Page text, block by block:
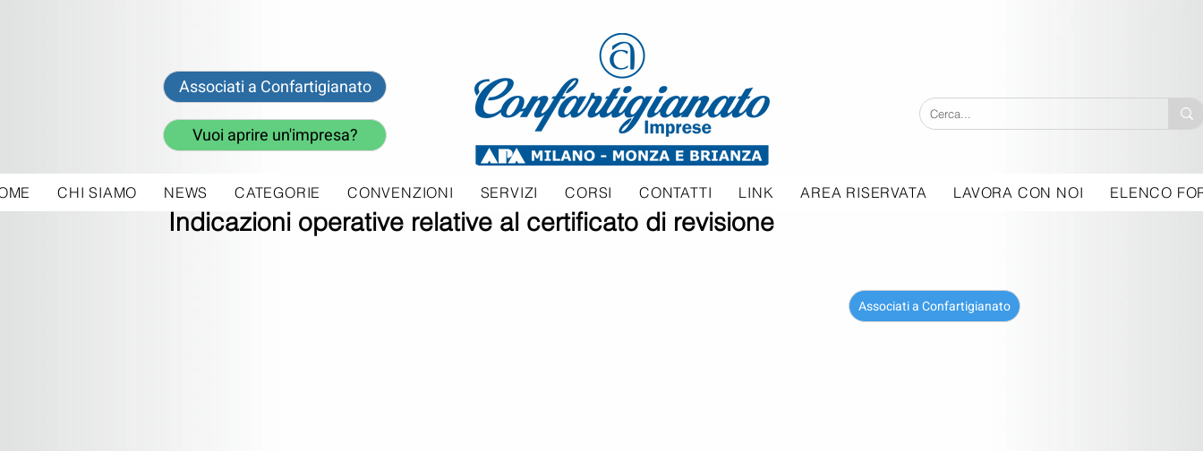
Associati a Confartigianato
Vuoi aprire un'impresa?
CHI SIAMO NEWS CATEGORIE CONVENZIONI SERVIZI CORSI CONTATTI LINK AREA RISERVATA LAVORA CON NOI ELENCO
Indicazioni operative relative al certificato di revisione
21 feb 2019
Associati a Confartigianato